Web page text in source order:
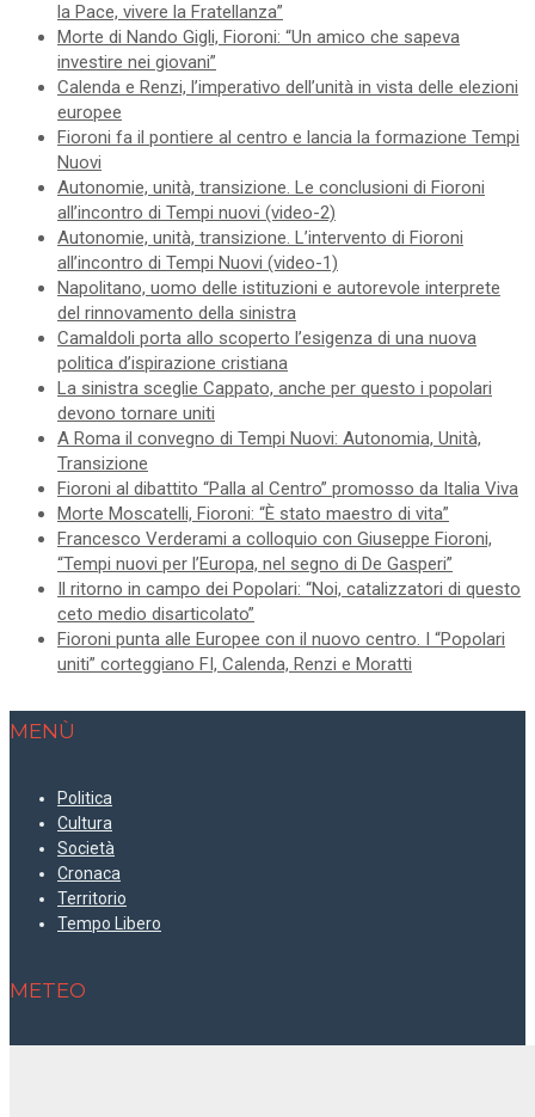
la Pace, vivere la Fratellanza”
Morte di Nando Gigli, Fioroni: “Un amico che sapeva
investire nei giovani”
Calenda e Renzi, l’imperativo dell’unità in vista delle elezioni
europee
Fioroni fa il pontiere al centro e lancia la formazione Tempi
Nuovi
Autonomie, unità, transizione. Le conclusioni di Fioroni
all’incontro di Tempi nuovi (video-2)
Autonomie, unità, transizione. L’intervento di Fioroni
all’incontro di Tempi Nuovi (video-1)
Napolitano, uomo delle istituzioni e autorevole interprete
del rinnovamento della sinistra
Camaldoli porta allo scoperto l’esigenza di una nuova
politica d’ispirazione cristiana
La sinistra sceglie Cappato, anche per questo i popolari
devono tornare uniti
A Roma il convegno di Tempi Nuovi: Autonomia, Unità,
Transizione
Fioroni al dibattito “Palla al Centro” promosso da Italia Viva
Morte Moscatelli, Fioroni: “È stato maestro di vita”
Francesco Verderami a colloquio con Giuseppe Fioroni,
“Tempi nuovi per l’Europa, nel segno di De Gasperi”
Il ritorno in campo dei Popolari: “Noi, catalizzatori di questo
ceto medio disarticolato”
Fioroni punta alle Europee con il nuovo centro. I “Popolari
uniti” corteggiano FI, Calenda, Renzi e Moratti
MENÙ
Politica
Cultura
Società
Cronaca
Territorio
Tempo Libero
METEO